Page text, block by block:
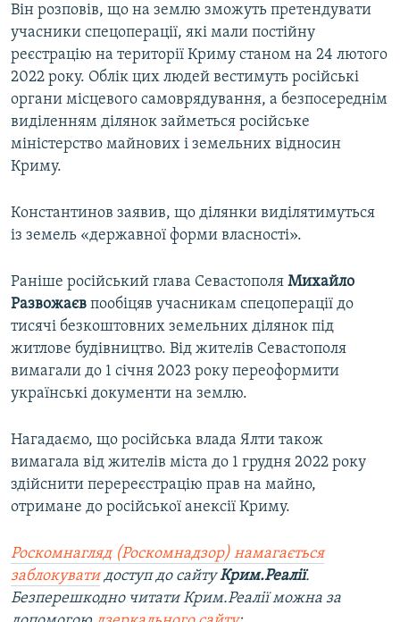
Усі сайти RFE/RL
Він розповів, що на землю зможуть претендувати
учасники спецоперації, які мали постійну
реєстрацію на території Криму станом на 24 лютого
2022 року. Облік цих людей вестимуть російські
органи місцевого самоврядування, а безпосереднім
виділенням ділянок займеться російське
міністерство майнових і земельних відносин
Криму.
Константинов заявив, що ділянки виділятимуться
із земель «державної форми власності».
Раніше російський глава Севастополя Михайло
Развожаєв пообіцяв учасникам спецоперації до
тисячі безкоштовних земельних ділянок під
житлове будівництво. Від жителів Севастополя
вимагали до 1 січня 2023 року переоформити
українські документи на землю.
Нагадаємо, що російська влада Ялти також
вимагала від жителів міста до 1 грудня 2022 року
здійснити перереєстрацію прав на майно,
отримане до російської анексії Криму.
Роскомнагляд (Роскомнадзор) намагається
заблокуватидоступ до сайтуКрим.Реалії.
Безперешкодно читати Крим.Реалії можна за